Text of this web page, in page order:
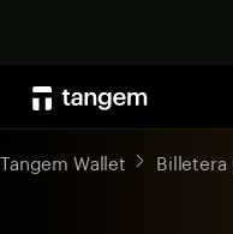
Tangem Wallet Billetera